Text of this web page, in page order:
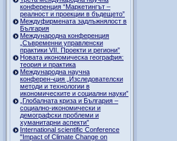
конференция “Маркетингът –
реалност и проекции в бъдещето”
Междуфирмената задлъжнялост в
България
Международна конференция
„Съвременни управленски
практики VII. Проекти и региони”
Новата икономическа география:
теория и практика
Международна научна
конферен¬ция „Изследователски
методи и технологии в
икономическите и социални науки”
„Глобалната криза и България –
социално-икономически и
демографски проблеми и
хуманитарни аспекти”
International scientific Conference
"Impact of Climate Change on